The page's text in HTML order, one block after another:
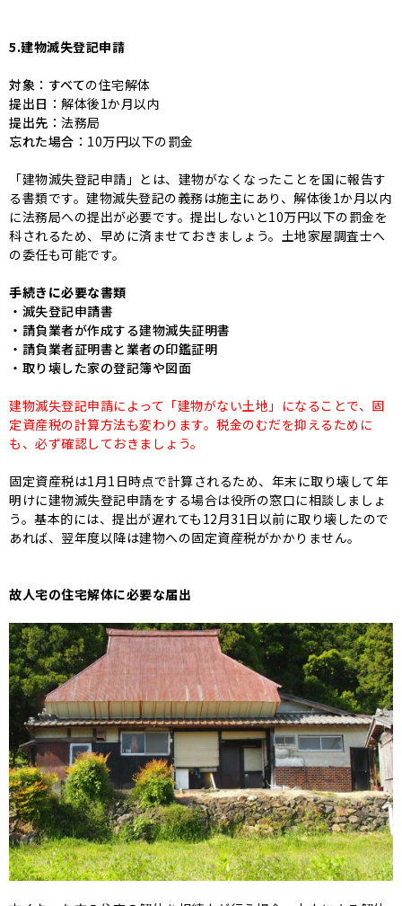
5.建物滅失登記申請
対象：すべての住宅解体
提出日： 解体後1か月以内
提出先： 法務局
忘れた場合： 10万円以下の罰金
「建物滅失登記申請」とは、建物がなくなったことを国に報告す
る書類です。建物滅失登記の義務は施主にあり、解体後1か月以内
に法務局への提出が必要です。提出しないと10万円以下の罰金を
科されるため、早めに済ませておきましょう。土地家屋調査士へ
の委任も可能です。
手続きに必要な書類
・滅失登記申請書
・請負業者が作成する建物滅失証明書
・請負業者証明書と業者の印鑑証明
・取り壊した家の登記簿や図面
建物滅失登記申請によって「建物がない土地」になることで、固
定資産税の計算方法も変わります。税金のむだを抑えるために
も、必ず確認しておきましょう。
固定資産税は1月1日時点で計算されるため、年末に取り壊して年
明けに建物滅失登記申請をする場合は役所の窓口に相談しましょ
う。 基本的には、提出が遅れても12月31日以前に取り壊したので
あれば、翌年度以降は建物への固定資産税がかかりません。
故人宅の住宅解体に必要な届出